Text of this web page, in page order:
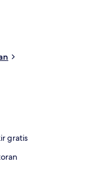
gratis